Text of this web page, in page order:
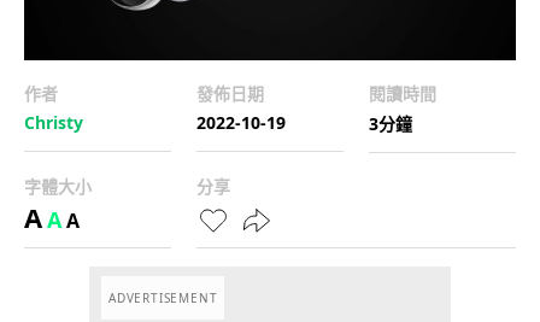
作者
Christy
發佈日期
2022-10-19
閱讀時間
3分鐘
字體大小
AAA
分享
ADVERTISEMENT